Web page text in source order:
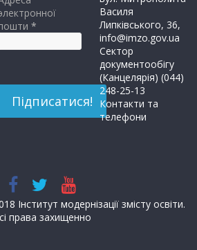
*
Василя
Липківського, 36,
info@imzo.gov.ua
Сектор
документообігу
(Канцелярія) (044)
248-25-13
Контакти та
телефони
Інститут модернізації змісту освіти.
права захищенно